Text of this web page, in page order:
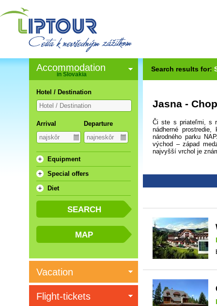
Search results for:
Jasna -
Či ste s priateľmi, s
nádherné
národného parku
východ – západ
najvyšší vrchol je
Accommodation
in Slovakia
Hotel / Destination
Arrival Departure
Equipment
Special offers
Diet
Vacation
Flight-tickets